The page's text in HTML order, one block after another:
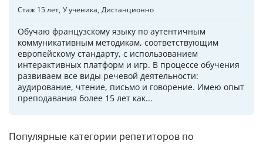
Популярные категории репетиторов по
Стаж 15 лет У ученика Дистанционно
Обучаю французскому языку по аутентичным
коммуникативным методикам, соответствующим
европейскому стандарту, с использованием
интерактивных платформ и игр. В процессе обучения
развиваем все виды речевой деятельности:
аудирование, чтение, письмо и говорение. Имею опыт
преподавания более 15 лет как...